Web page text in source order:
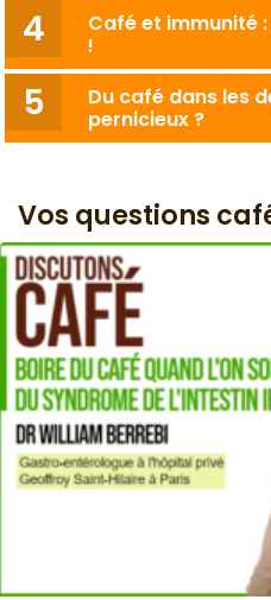
Café et immunité
!
Du café dans les
pernicieux ?
Vos questions